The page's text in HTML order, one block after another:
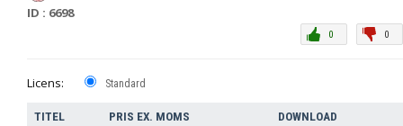
ID : 6698
0
0
Licens: Standard
TITEL PRIS EX. MOMS DOWNLOAD